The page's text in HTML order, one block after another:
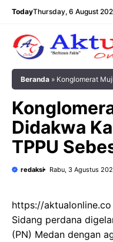
Langsung
TodayThursday, 6 August
Beranda » Konglomerat
Didakwa
TPPU
redaksi Rabu, 3 Agustus
https://aktualonline.co
Sidang perdana
(PN) Medan dengan